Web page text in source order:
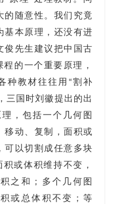
的随意性。我们究竟
基本原理，还没有进
俊先生建议把中国古
的一个重要原理，
种教材往往用“割补
三国时刘徽提出的出
，包括一个几何图
移动、复制，面积或
可以切割成任意多块
或体积维持不变，
之和；多个几何图
或总体积不变；等